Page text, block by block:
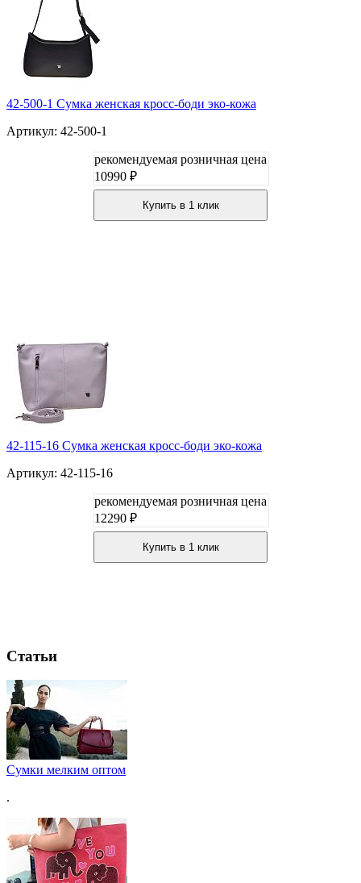
42-500-1 Сумка женская кросс-боди эко-кожа
Артикул: 42-500-1
рекомендуемая розничная цена
10990 ₽
Купить в 1 клик
42-115-16 Сумка женская кросс-боди эко-кожа
Артикул: 42-115-16
рекомендуемая розничная цена
12290 ₽
Купить в 1 клик
Статьи
Сумки мелким оптом
.